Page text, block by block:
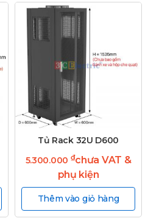
Tủ Rack 32U D600
5.300.000 ₫chưa VAT &
phụ kiện
Thêm vào giỏ hàng